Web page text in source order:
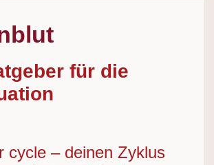
für die
cycle – deinen Zyklus